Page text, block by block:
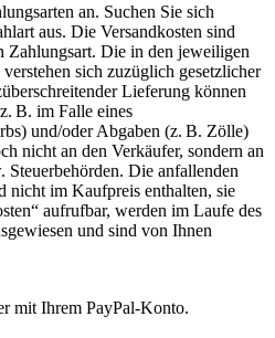
an. Suchen Sie sich
aus. Die Versandkosten sind
Zahlungsart. Die in den jeweiligen
sich zuzüglich gesetzlicher
Lieferung können
B. im Falle eines
und/oder Abgaben (z. B. Zölle)
nicht an den Verkäufer, sondern an
Die anfallenden
nicht im Kaufpreis enthalten, sie
aufrufbar, werden im Laufe des
und sind von Ihnen
mit Ihrem PayPal-Konto.